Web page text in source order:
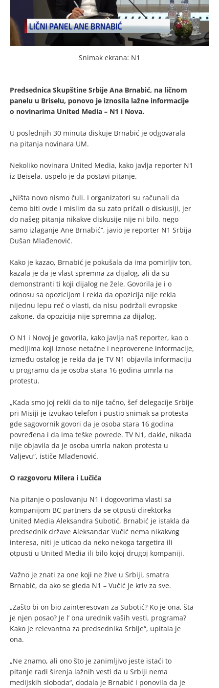
Snimak ekrana: N1
Predsednica Skupštine Srbije Ana Brnabić, na ličnom
panelu u Briselu, ponovo je iznosila lažne informacije
o novinarima United Media – N1 i Nova.
U poslednjih 30 minuta diskuje Brnabić je odgovarala
na pitanja novinara UM.
Nekoliko novinara United Media, kako javlja reporter N1
iz Beisela, uspelo je da postavi pitanje.
„Ništa novo nismo čuli. I organizatori su računali da
ćemo biti ovde i mislim da su zato pričali o diskusiji, jer
do našeg pitanja nikakve diskusije nije ni bilo, nego
samo izlaganje Ane Brnabić“, javio je reporter N1 Srbija
Dušan Mlađenović.
Kako je kazao, Brnabić je pokušala da ima pomirljiv ton,
kazala je da je vlast spremna za dijalog, ali da su
demonstranti ti koji dijalog ne žele. Govorila je i o
odnosu sa opozicijom i rekla da opozicija nije rekla
nijednu lepu reč o vlasti, da nisu podržali evropske
zakone, da opozicija nije spremna za dijalog.
O N1 i Novoj je govorila, kako javlja naš reporter, kao o
medijima koji iznose netačne i neproverene informacije,
između ostalog je rekla da je TV N1 objavila informaciju
u programu da je osoba stara 16 godina umrla na
protestu.
„Kada smo joj rekli da to nije tačno, šef delegacije Srbije
pri Misiji je izvukao telefon i pustio snimak sa protesta
gde sagovornik govori da je osoba stara 16 godina
povređena i da ima teške povrede. TV N1, dakle, nikada
nije objavila da je osoba umrla nakon protesta u
Valjevu“, ističe Mlađenović.
O razgovoru Milera i Lučića
Na pitanje o poslovanju N1 i dogovorima vlasti sa
kompanijom BC partners da se otpusti direktorka
United Media Aleksandra Subotić, Brnabić je istakla da
predsednik države Aleksandar Vučić nema nikakvog
interesa, niti je uticao da neko nekoga targetira ili
otpusti u United Media ili bilo kojoj drugoj kompaniji.
Važno je znati za one koji ne žive u Srbiji, smatra
Brnabić, da ako se gleda N1 – Vučić je kriv za sve.
„Zašto bi on bio zainteresovan za Subotić? Ko je ona, šta
je njen posao? Je l’ ona urednik vaših vesti, programa?
Kako je relevantna za predsednika Srbije“, upitala je
ona.
„Ne znamo, ali ono što je zanimljivo jeste istaći to
pitanje radi širenja lažnih vesti da u Srbiji nema
medijskih sloboda“, dodala je Brnabić i ponovila da je